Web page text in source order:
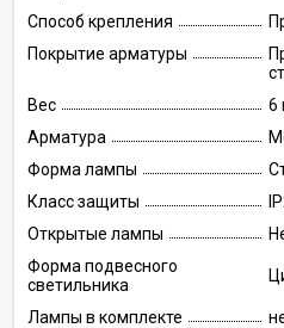
Способ крепления
Покрытие арматуры
Вес
6
Арматура
Форма лампы
Класс защиты
Открытые лампы
Форма подвесного
светильника
Лампы в комплекте